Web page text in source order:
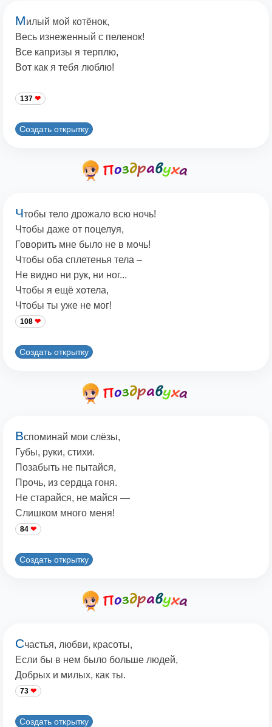
Милый мой котёнок,
Весь изнеженный с пеленок!
Все капризы я терплю,
Вот как я тебя люблю!
137
Создать открытку
Чтобы тело дрожало всю ночь!
Чтобы даже от поцелуя,
Говорить мне было не в мочь!
Чтобы оба сплетенья тела –
Не видно ни рук, ни ног...
Чтобы я ещё хотела,
Чтобы ты уже не мог!
108
Создать открытку
Вспоминай мои слёзы,
Губы, руки, стихи.
Позабыть не пытайся,
Прочь, из сердца гоня.
Не старайся, не майся —
Слишком много меня!
84
Создать открытку
Счастья, любви, красоты,
Если бы в нем было больше людей,
Добрых и милых, как ты.
73
Создать открытку